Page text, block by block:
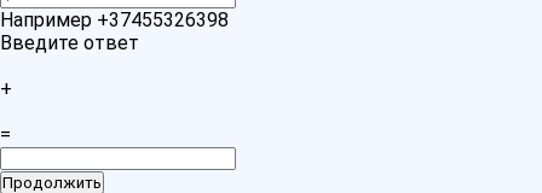
Например +37455326398
Введите ответ
+
=